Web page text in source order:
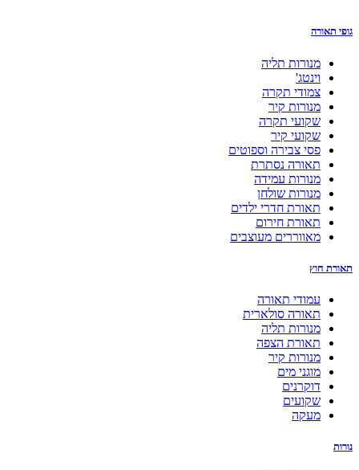
גופי תאורה
מנורות תליה
וינטג'
צמודי תקרה
מנורות קיר
שקועי תקרה
שקועי קיר
פסי צבירה וספוטים
תאורה נסתרת
מנורות עמידה
מנורות שולחן
תאורת חדרי ילדים
תאורת חירום
מאווררים מעוצבים
תאורת חוץ
עמודי תאורה
תאורה סולארית
מנורות תליה
תאורת הצפה
מנורות קיר
מוגני מים
דוקרנים
שקועים
מעקה
נורות